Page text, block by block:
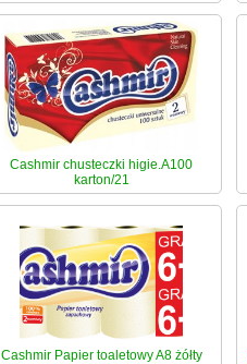
Cashmir chusteczki higie.A100
karton/21
Cashmir Papier toaletowy A8 żółty